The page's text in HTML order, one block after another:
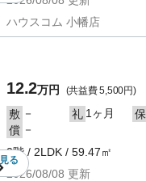
ハウスコム 小幡店
見る
12.2万円 (共益費 5,500円)
敷 － 礼 1ヶ月 保
償 －
2階 / 2LDK / 59.47㎡
2026/08/08 更新